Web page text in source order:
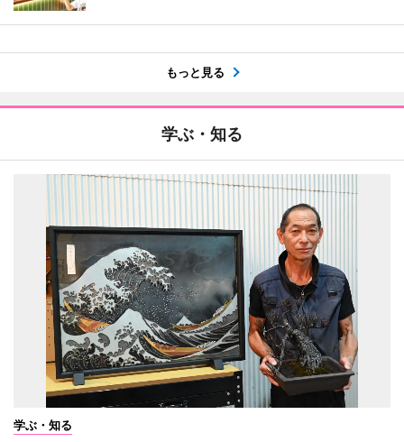
もっと見る
学ぶ・知る
学ぶ・知る